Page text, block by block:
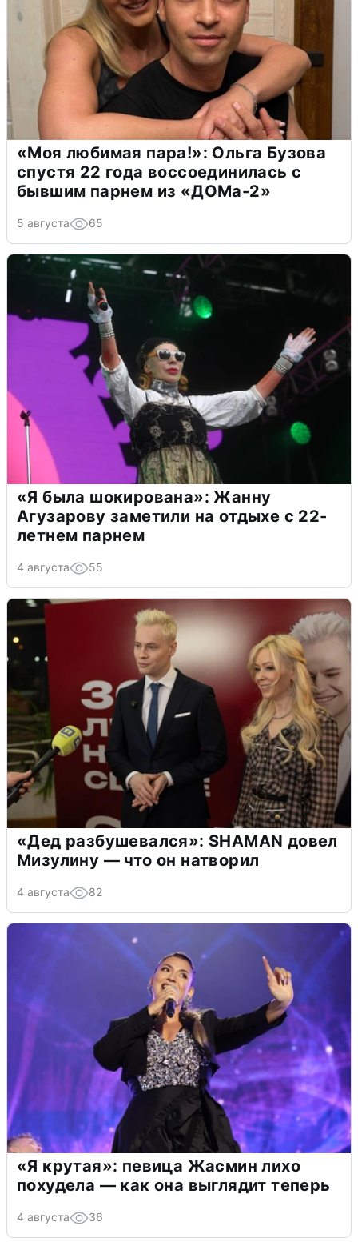
«Моя любимая пара!»: Ольга Бузова
спустя 22 года воссоединилась с
бывшим парнем из «ДОМа-2»
5 августа 65
«Я была шокирована»: Жанну
Агузарову заметили на отдыхе с 22-
летнем парнем
4 августа 55
«Дед разбушевался»: SHAMAN довел
Мизулину — что он натворил
4 августа 82
«Я крутая»: певица Жасмин лихо
похудела — как она выглядит теперь
4 августа 36